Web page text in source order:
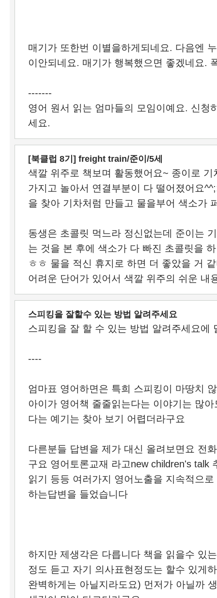
매기가 또한번 이별을하게되네요. 다음엔
이안되네요. 매기가 행복했으면 좋겠네요.
-------
영어 원서 읽는 엄마들의 모임이예요. 신청
세요.
[북클럽 8기] freight train/준이/5세
색깔 위주로 책보며 활동했어요~ 종이로
가지고 놀아서 연결부분이 다 떨어졌어요
을 찾아 기차처럼 만들고 물을부어 색소가
동생은 초콜릿 먹느라 정신없는데 준이는
는 것을 본 후에 색소가 다 빠진 초콜릿을
ㅎㅎ 물을 적신 휴지로 하면 더 좋았을 거
어려운 단어가 있어서 색깔 위주의 쉬운 내
스피킹을 잘할수 있는 방법 알려주세요
스피킹을 잘 할 수 있는 방법 알려주세요에
----
엄마표 영어하면은 특희 스피킹이 마땅치
아이가 영어책 줄줄읽는다는 이야기는 많
다는 예기는 찾아 보기 어렵더라구요
다른분들 답변을 제가 대신 올려보면요 전
구요 영어토론교재 라고new children's talk
읽기 등등 여러가지 영어노출을 지속적으
하는답변을 들었습니다
하지만 제생각은 다릅니다 책을 읽을수 있
정도 듣고 자기 의사표현정도는 할수 있게
완벽하게는 아닐지라도요) 먼저가 아닐까